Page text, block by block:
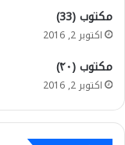
مکتوب (33)
اکتوبر 2, 2016
مکتوب (۴۰)
اکتوبر 2, 2016